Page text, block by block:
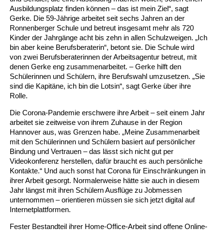
Ortsverein Arnum
Ortsverein Barsinghausen
Ortsverein Bennigsen
Ortsverein Godshorn
Ortsverein Garbsen
Ortsverein Fuhrberg
Ortsverein Burgdorf
Ortsverein Burgdorf
Ortsverein Engelbostel-Schulenburg
Kindertagesstätte Freytagstraße
Kindertagesstätte Gehägestraße
Kindertagesstätte Gottfried-Keller-Straße /
Familienzentrum
Kindertagesstätte Herbartstraße
Kindertagesstätte Hiltrud-Grote-Weg
Krippe Höltystraße
Kindertagesstätte Ibykusweg / Familienzentrum
Kindertagesstätte Elmstraße / Familienzentrum
Kindertagesstätte Freudenthalstraße /
Familienzentrum
Kindertagesstätte Freytagstraße
Kindertagesstätte Gorch-Fock-Straße
Kindertagesstätte Gottfried-Keller-Straße /
Familienzentrum
Kindertagesstätte Große Pranke
Kindertagesstätte Harenberger Straße
Kindertagesstätte Pfarrlandplatz
Kindertagesstätte Rosenbergstraße
Hort Salzmannstraße
Kindertagesstätte Schweriner Straße /
Außenstelle Hort Stenhusenstraße
Kindertagesstätte Sylter Weg
Kindertagesstätte Mühenkamp / Familienzentrum
Kindertagesstätte Petermannstraße /
Familienzentrum
Kindertagesstätte Schweriner Straße /
Familienzentrum
Life Kinetik
Yoga mit Baby
Yoga in der Schwangerschaft
Fitness für Frauen
Online Pflege- und Seniorenberatung
Helfende Hände
Pflege und Wohnen
Beratungsangebote
Jugendwohnen im Stadtteil
Ältere Menschen
Behördenbegleitung und Formularausfüllhilfe
Mehrsprachige Beratung
Infotelefon
Migration
Berufssprachkurse
Interkulturelle Beratung für ältere Menschen
Menschen mit Behinderungen
Ausbildungsplatz finden können – das ist mein Ziel“, sagt
Gerke. Die 59-Jährige arbeitet seit sechs Jahren an der
Ronnenberger Schule und betreut insgesamt mehr als 720
Kinder der Jahrgänge acht bis zehn in allen Schulzweigen. „Ich
bin aber keine Berufsberaterin“, betont sie. Die Schule wird
von zwei Berufsberaterinnen der Arbeitsagentur betreut, mit
denen Gerke eng zusammenarbeitet. – Gerke hilft den
Schülerinnen und Schülern, ihre Berufswahl umzusetzen. „Sie
sind die Kapitäne, ich bin die Lotsin“, sagt Gerke über ihre
Rolle.
Die Corona-Pandemie erschwere ihre Arbeit – seit einem Jahr
arbeitet sie zeitweise von ihrem Zuhause in der Region
Hannover aus, was Grenzen habe. „Meine Zusammenarbeit
mit den Schülerinnen und Schülern basiert auf persönlicher
Bindung und Vertrauen – das lässt sich nicht gut per
Videokonferenz herstellen, dafür braucht es auch persönliche
Kontakte.“ Und auch sonst hat Corona für Einschränkungen in
ihrer Arbeit gesorgt. Normalerweise hätte sie auch in diesem
Jahr längst mit ihren Schülern Ausflüge zu Jobmessen
unternommen – orientieren müssen sie sich jetzt digital auf
Internetplattformen.
Fester Bestandteil ihrer Home-Office-Arbeit sind offene Online-